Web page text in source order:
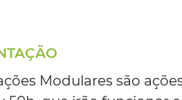
Modulares são